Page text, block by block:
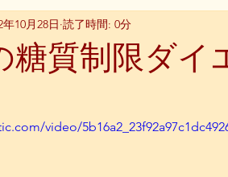
糖質制限ダ
年10月28日 読了時間: 0分
video/